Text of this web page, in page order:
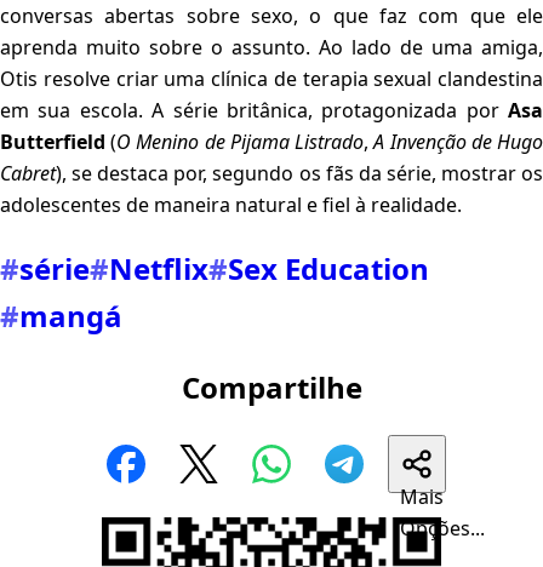
conversas abertas sobre sexo, o que faz com que ele
aprenda muito sobre o assunto. Ao lado de uma amiga,
Otis resolve criar uma clínica de terapia sexual clandestina
em sua escola. A série britânica, protagonizada por Asa
Butterfield (O Menino de Pijama Listrado,A Invenção de Hugo
Cabret), se destaca por, segundo os fãs da série, mostrar os
adolescentes de maneira natural e fiel à realidade.
#série#Netflix#Sex Education
#mangá
Compartilhe
Mais
Opções...